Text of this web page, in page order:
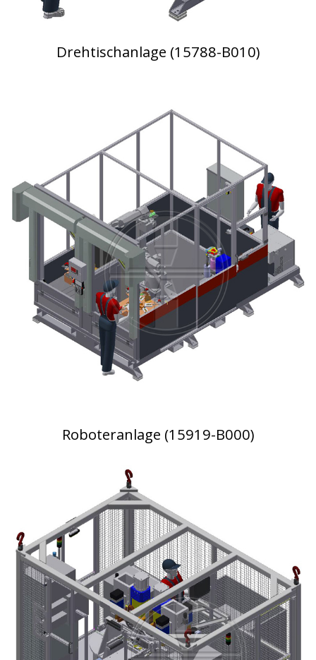
Drehtischanlage (15788-B010)
Roboteranlage (15919-B000)